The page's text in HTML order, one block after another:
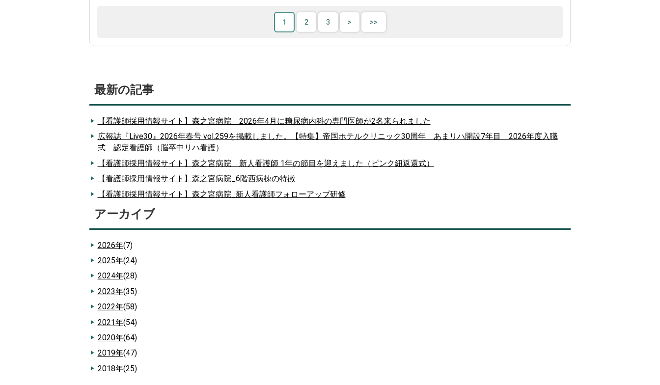
1 2 3
最新の記事
【看護師採用情報サイト】森之宮病院 2026年4月に糖尿病内科の専門医師が2名来られました
広報誌『Live30』2026年春号 vol.259を掲載しました。【特集】帝国ホテルクリニック30周年 あまリハ開設7年目 2026年度入職
式 認定看護師（脳卒中リハ看護）
【看護師採用情報サイト】森之宮病院 新人看護師 1年の節目を迎えました（ピンク紐返還式）
【看護師採用情報サイト】森之宮病院_6階西病棟の特徴
【看護師採用情報サイト】森之宮病院_新人看護師フォローアップ研修
アーカイブ
2026年(7)
2025年(24)
2024年(28)
2023年(35)
2022年(58)
2021年(54)
2020年(64)
2019年(47)
2018年(25)